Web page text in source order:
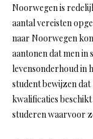
Noorwegen is
aantal vereisten
naar Noorwegen
aantonen dat men in
levensonderhoud in
student bewijzen dat
kwalificaties
studeren waarvoor